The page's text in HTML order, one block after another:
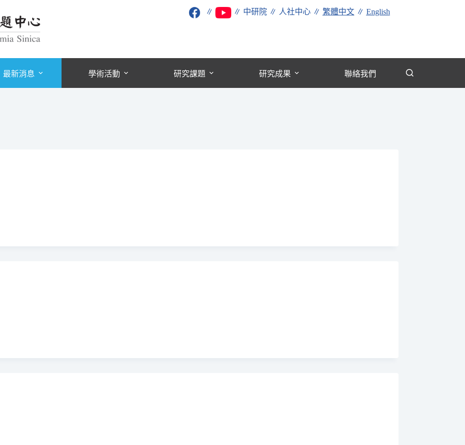
∥ ∥ 中研院∥ 人社中心∥ 繁體中文∥ English
最新消息 學術活動 研究課題 研究成果 聯絡我們